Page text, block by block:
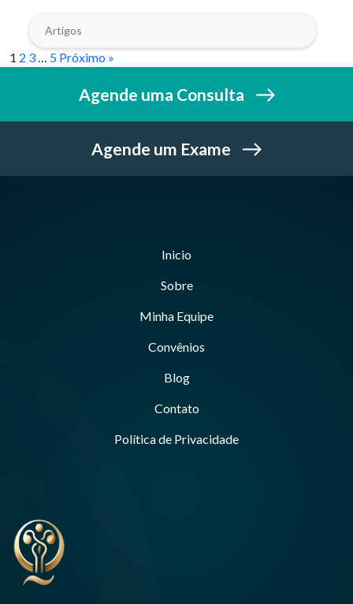
Artigos
1 2 3… 5 Próximo »
Agende uma Consulta
Agende um Exame
Inicio
Sobre
Minha Equipe
Convênios
Blog
Contato
Política de Privacidade